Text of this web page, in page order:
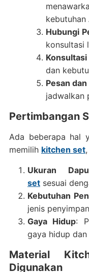
kebutuhan
Hubungi
konsultasi
dan
Pesan
jadwalkan
Pertimbangan
Ada beberapa hal
memilih kitchen set
Ukuran
setsesuai
Kebutuhan
jenis
Gaya Hidup:
gaya hidup dan
Material
Digunakan